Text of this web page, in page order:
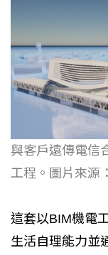
與客戶遠傳電信
工程。圖片來源
這套以BIM機電
生活自理能力並